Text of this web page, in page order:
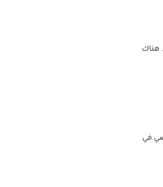
محلات بديل الخشب الرياض معروفة جداً وتوفر بديل الخشب لأغراض الديكور الداخلي والخارجي وهو WPC. هناك
عبر شارع التخصصي في